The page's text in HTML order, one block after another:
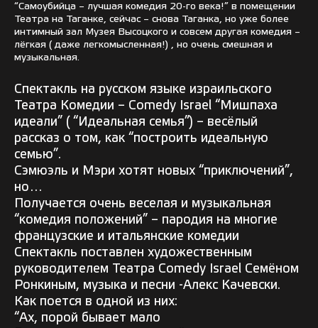
“Самоубийца – лучшая комедия 20-го века!” в помещении
Театра на Таганке, сейчас – снова Таганка, но уже более
интимный зал Музея Высоцкого и совсем другая комедия –
лёгкая ( даже легкомысленная!) , но очень смешная и
музыкальная.
Спектакль на русском языке израильского
Театра Комедии – Comedy Israel “Мишпаха
идеали” ( “Идеальная семья”) – весёлый
рассказ о том, как “построить идеальную
семью”.
Сэмюэль и Мэри хотят новых “приключений”,
но…
Получается очень веселая и музыкальная
“комедия положений” – пародия на многие
французские и итальянские комедии
Спектакль поставлен художественным
руководителем Театра Comedy Israel Семёном
Ронкиным, музыка и песни -Алекс Качевски.
Как поется в одной из них:
“Ах, порой бывает мало